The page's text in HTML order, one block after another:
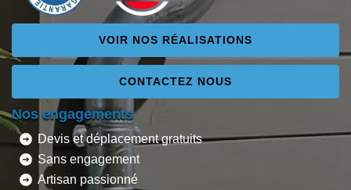
VOIR NOS RÉALISATIONS
CONTACTEZ NOUS
Nos engagements
Devis et déplacement gratuits
Sans engagement
Artisan passionné